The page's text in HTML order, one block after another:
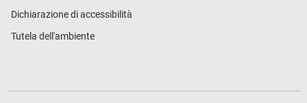
Dichiarazione di accessibilità
Tutela dell'ambiente